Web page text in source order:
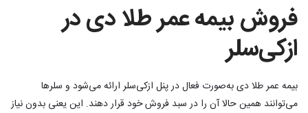
فروش بیمه عمر طلا دی در
ازکی‌سلر
بیمه عمر طلا دی به‌صورت فعال در پنل ازکی‌سلر ارائه می‌شود و سلرها
می‌توانند همین حالا آن را در سبد فروش خود قرار دهند. این یعنی بدون نیاز